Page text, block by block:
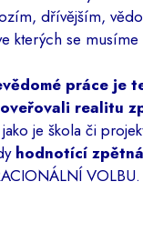
dřívějším,
se
práce je
realitu
je škola či
hodnotící
VOLBU.